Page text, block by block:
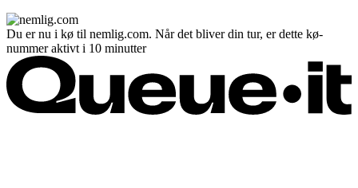
Du er nu i kø til nemlig.com. Når det bliver din tur, er dette kø-
nummer aktivt i 10 minutter